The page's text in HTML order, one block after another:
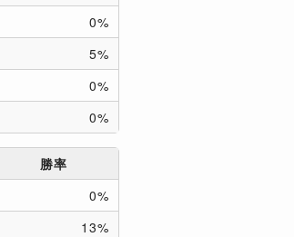
0%
5%
0%
0%
勝率
0%
13%